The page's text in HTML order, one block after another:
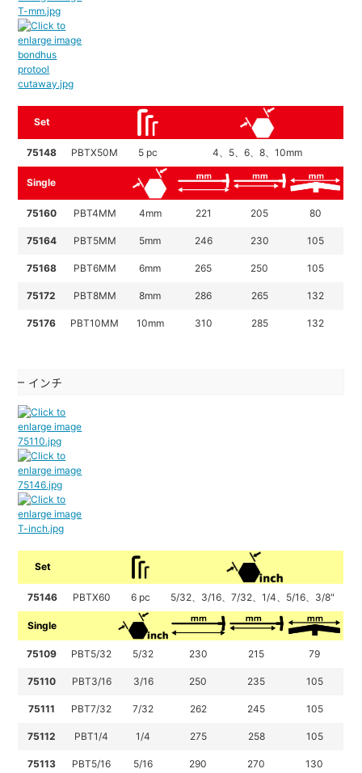
Set
75148 PBTX50M 5 pc 4、5、6、8、10mm
Single
75160 PBT4MM 4mm 221 205 80
75164 PBT5MM 5mm 246 230 105
75168 PBT6MM 6mm 265 250 105
75172 PBT8MM 8mm 286 265 132
75176 PBT10MM 10mm 310 285 132
インチ
Set
75146 PBTX60 6 pc 5/32、3/16、7/32、1/4、5/16、3/8"
Single
75109 PBT5/32 5/32 230 215 79
75110 PBT3/16 3/16 250 235 105
75111 PBT7/32 7/32 262 245 105
75112 PBT1/4 1/4 275 258 105
75113 PBT5/16 5/16 290 270 130